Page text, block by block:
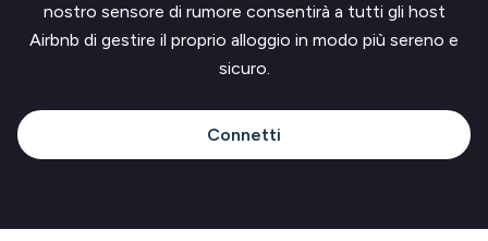
nostro sensore di rumore consentirà a tutti gli host
Airbnb di gestire il proprio alloggio in modo più sereno e
sicuro.
Connetti